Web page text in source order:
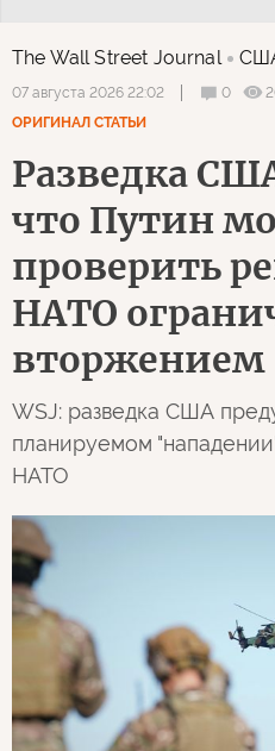
The Wall Street Journal
07 августа 2026 22:02 0
ОРИГИНАЛ СТАТЬИ
Разведка
что Путин
проверить
НАТО
вторжением
WSJ: разведка США
планируемом
НАТО